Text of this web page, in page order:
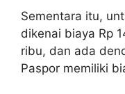
Sementara itu,
dikenai biaya Rp
ribu, dan ada
Paspor memiliki